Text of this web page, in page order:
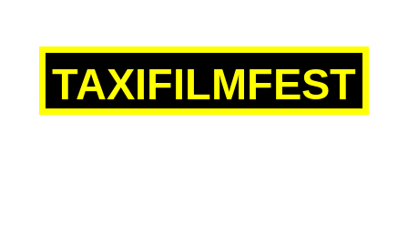
TAXIFILMFEST